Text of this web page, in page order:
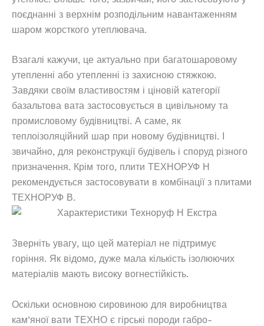
поєднанні з верхнім розподільним навантаженням
шаром жорсткого утеплювача.
Взагалі кажучи, це актуально при багатошаровому
утепленні або утепленні із захисною стяжкою.
Завдяки своїм властивостям і ціновій категорії
базальтова вата застосовується в цивільному та
промисловому будівництві. А саме, як
теплоізоляційний шар при новому будівництві. І
звичайно, для реконструкції будівель і споруд різного
призначення. Крім того, плити ТЕХНОРУФ Н
рекомендується застосовувати в комбінації з плитами
ТЕХНОРУФ В.
Зверніть увагу, що цей матеріал не підтримує
горіння. Як відомо, дуже мала кількість ізолюючих
матеріалів мають високу вогнестійкість.
Оскільки основною сировиною для виробництва
кам’яної вати ТЕХНО є гірські породи габро-